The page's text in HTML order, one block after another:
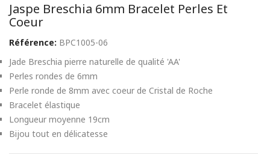
Jaspe Breschia 6mm Bracelet Perles Et
Coeur
Référence: BPC1005-06
Jade Breschia pierre naturelle de qualité 'AA'
Perles rondes de 6mm
Perle ronde de 8mm avec coeur de Cristal de Roche
Bracelet élastique
Longueur moyenne 19cm
Bijou tout en délicatesse